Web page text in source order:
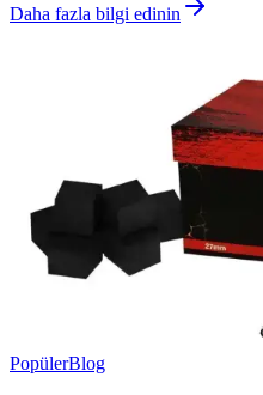
Daha fazla bilgi edinin
PopülerBlog